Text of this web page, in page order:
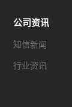
公司资讯
知信新闻
行业资讯